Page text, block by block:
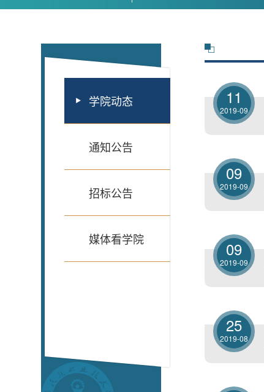
学院动态
通知公告
招标公告
媒体看学院
11
2019-09
09
2019-09
09
2019-09
25
2019-08